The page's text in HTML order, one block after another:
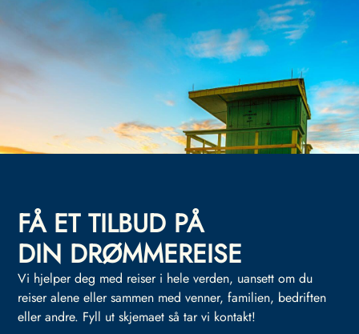
FÅ ET TILBUD PÅ
DIN DRØMMEREISE
Vi hjelper deg med reiser i hele verden, uansett om du
reiser alene eller sammen med venner, familien, bedriften
eller andre. Fyll ut skjemaet så tar vi kontakt!